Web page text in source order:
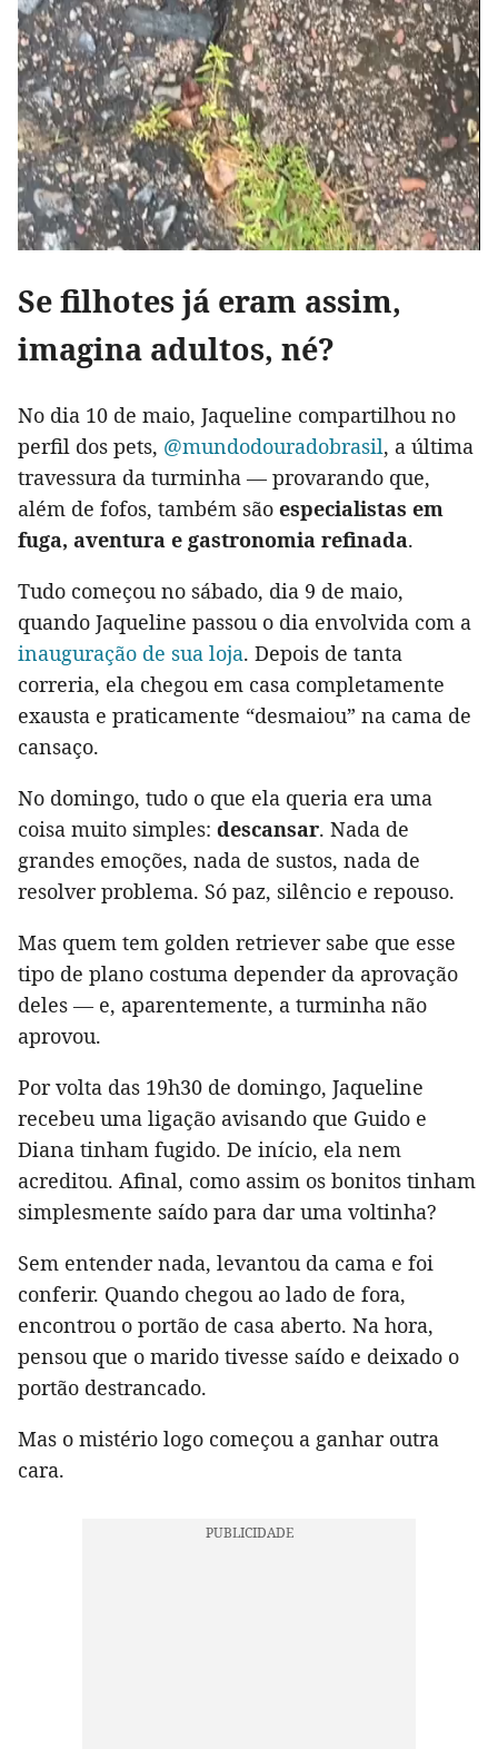
Se filhotes já eram assim,
imagina adultos, né?
No dia 10 de maio, Jaqueline compartilhou no
perfil dos pets, @mundodouradobrasil, a última
travessura da turminha — provarando que,
além de fofos, também são especialistas em
fuga, aventura e gastronomia refinada.
Tudo começou no sábado, dia 9 de maio,
quando Jaqueline passou o dia envolvida com a
inauguração de sua loja. Depois de tanta
correria, ela chegou em casa completamente
exausta e praticamente “desmaiou” na cama de
cansaço.
No domingo, tudo o que ela queria era uma
coisa muito simples: descansar. Nada de
grandes emoções, nada de sustos, nada de
resolver problema. Só paz, silêncio e repouso.
Mas quem tem golden retriever sabe que esse
tipo de plano costuma depender da aprovação
deles — e, aparentemente, a turminha não
aprovou.
Por volta das 19h30 de domingo, Jaqueline
recebeu uma ligação avisando que Guido e
Diana tinham fugido. De início, ela nem
acreditou. Afinal, como assim os bonitos tinham
simplesmente saído para dar uma voltinha?
Sem entender nada, levantou da cama e foi
conferir. Quando chegou ao lado de fora,
encontrou o portão de casa aberto. Na hora,
pensou que o marido tivesse saído e deixado o
portão destrancado.
Mas o mistério logo começou a ganhar outra
cara.